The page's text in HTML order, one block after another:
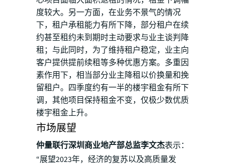
度较大。另一方面，在业务不景气的情况
下，租户承租能力有所下降，部分租户在续
约甚至租约未到期时主动要求与业主谈判降
租；与此同时，为了维持租户稳定，业主向
客户提供提前续租等多种优惠方案。多重因
素作用下，相当部分业主降租以价换量和挽
留租户。四季度约有一半的楼宇租金有所下
调，其他项目保持租金不变，仅极少数优质
楼宇租金上升。
市场展望
仲量联行深圳商业地产部总监李文杰表示：
“展望2023年，经济的复苏以及高质量发